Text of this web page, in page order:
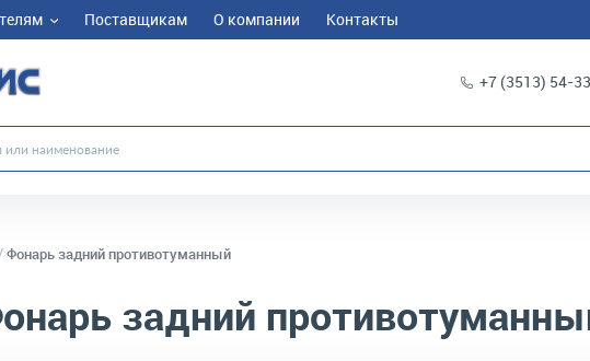
Поставщикам О компании Контакты
+7 (3513) 54-
Фонарь задний противотуманный
задний